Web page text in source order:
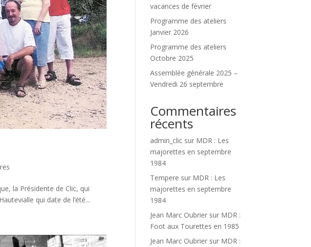
la Présidente de Clic, qui
qui date de l’été...
vacances de février
Programme des ateliers
Janvier 2026
Programme des ateliers
Octobre 2025
Assemblée générale 2025 –
Vendredi 26 septembre
Commentaires
récents
admin_clic sur MDR : Les
majorettes en septembre
1984
Tempere sur MDR : Les
majorettes en septembre
1984
Jean Marc Oubrier sur MDR :
Foot aux Tourettes en 1985
Jean Marc Oubrier sur MDR :